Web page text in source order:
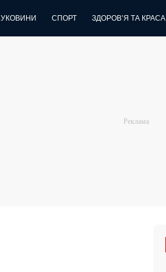
СПОРТ ЗДОРОВ’Я ТА КРАСА